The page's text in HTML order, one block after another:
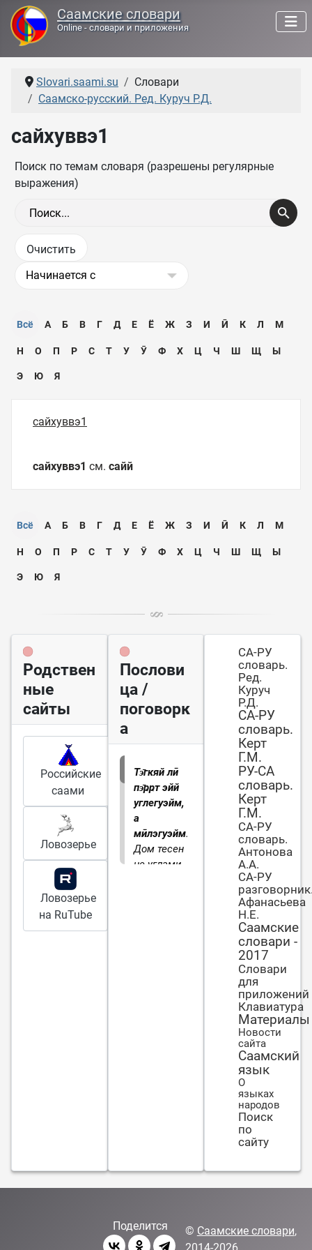
Саамские словари
Online - словари и приложения
Slovari.saami.su
Словари
Саамско-русский. Ред. Куруч Р.Д.
сайхуввэ1
Поиск по темам словаря (разрешены регулярные
выражения)
Всё А Б В Г Д Е Ё Ж З И Ӣ К Л М
Н О П Р С Т У Ӯ Ф Х Ц Ч Ш Щ Ы
Э Ю Я
сайхуввэ1
сайхуввэ1 см. сайй
Всё А Б В Г Д Е Ё Ж З И Ӣ К Л М
Н О П Р С Т У Ӯ Ф Х Ц Ч Ш Щ Ы
Э Ю Я
Родствен
ные
сайты
Российские
саами
Ловозерье
Ловозерье
на RuTube
Послови
ца /
поговорк
а
Тэ̄гкяй лӣ
пэ̄ҏҏт эйй
углегуэйм,
а
мӣлэгуэйм.
Дом тесен
не углами,
СА-РУ
словарь.
Ред.
Куруч
Р.Д.
СА-РУ
словарь.
Керт
Г.М.
РУ-СА
словарь.
Керт
Г.М.
СА-РУ
словарь.
Антонова
А.А.
СА-РУ
Афанасьева
Н.Е.
Саамские
словари -
2017
Словари
для
приложений
Клавиатура
Материалы
Новости
сайта
Саамский
язык
О
языках
народов
Поиск
по
сайту
Поделится © Саамские словари,